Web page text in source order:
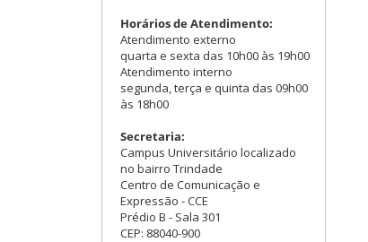
Horários de Atendimento:
Atendimento externo
quarta e sexta das 10h00 às 19h00
Atendimento interno
segunda, terça e quinta das 09h00
às 18h00
Secretaria:
Campus Universitário localizado
no bairro Trindade
Centro de Comunicação e
Expressão - CCE
Prédio B - Sala 301
CEP: 88040-900